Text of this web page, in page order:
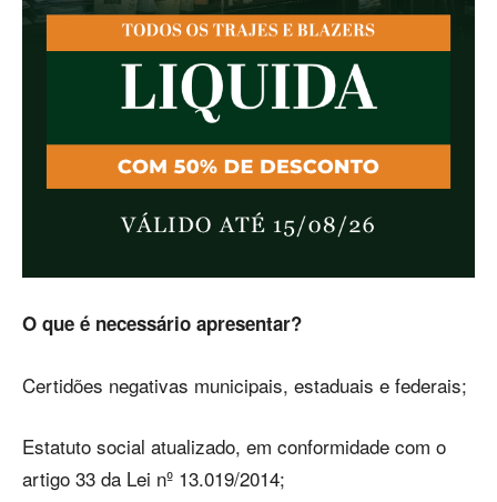
O que é necessário apresentar?
Certidões negativas municipais, estaduais e federais;
Estatuto social atualizado, em conformidade com o
artigo 33 da Lei nº 13.019/2014;